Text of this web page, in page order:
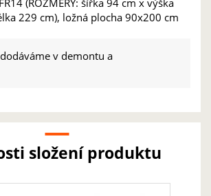
(ROZMĚRY: šířka 94 cm x výška
229 cm), ložná plocha 90x200 cm
v demontu a
složení produktu